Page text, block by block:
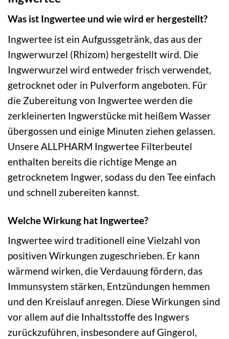
Was ist Ingwertee und wie wird er hergestellt?
Ingwertee ist ein Aufgussgetränk, das aus der
Ingwerwurzel (Rhizom) hergestellt wird. Die
Ingwerwurzel wird entweder frisch verwendet,
getrocknet oder in Pulverform angeboten. Für
die Zubereitung von Ingwertee werden die
zerkleinerten Ingwerstücke mit heißem Wasser
übergossen und einige Minuten ziehen gelassen.
Unsere ALLPHARM Ingwertee Filterbeutel
enthalten bereits die richtige Menge an
getrocknetem Ingwer, sodass du den Tee einfach
und schnell zubereiten kannst.
Welche Wirkung hat Ingwertee?
Ingwertee wird traditionell eine Vielzahl von
positiven Wirkungen zugeschrieben. Er kann
wärmend wirken, die Verdauung fördern, das
Immunsystem stärken, Entzündungen hemmen
und den Kreislauf anregen. Diese Wirkungen sind
vor allem auf die Inhaltsstoffe des Ingwers
zurückzuführen, insbesondere auf Gingerol,